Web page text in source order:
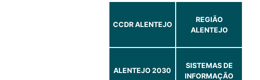
CCDR ALENTEJO
REGIÃO
ALENTEJO
ALENTEJO 2030
SISTEMAS DE
INFORMAÇÃO